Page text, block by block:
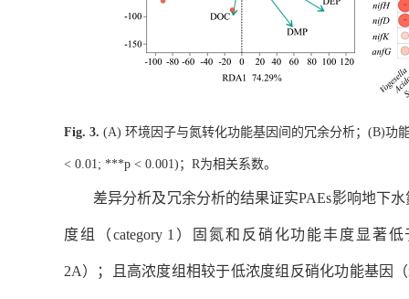
Fig. 3. (A) 环境因子与氮转化功能基因间的冗余分析； (B)功
< 0.01; ***p < 0.001) ； R为相关系数。
差异分析及冗余分析的结果证实PAEs影响地下
度组（category 1 ）固氮和反硝化功能丰度显著低
2A）；且 高浓度组相较于低浓度组反硝化功能基因（